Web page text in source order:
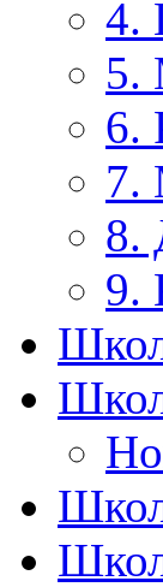
4.
5.
6.
7.
8.
9.